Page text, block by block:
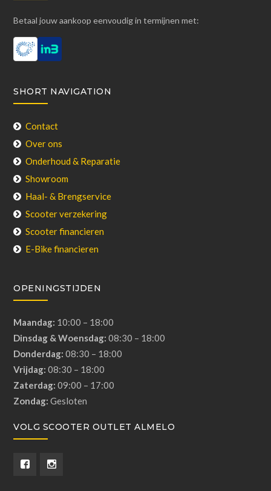
Betaal jouw aankoop eenvoudig in termijnen met:
SHORT NAVIGATION
Contact
Over ons
Onderhoud & Reparatie
Showroom
Haal- & Brengservice
Scooter verzekering
Scooter financieren
E-Bike financieren
OPENINGSTIJDEN
Maandag: 10:00 – 18:00
Dinsdag & Woensdag: 08:30 – 18:00
Donderdag: 08:30 – 18:00
Vrijdag: 08:30 – 18:00
Zaterdag: 09:00 – 17:00
Zondag: Gesloten
VOLG SCOOTER OUTLET ALMELO